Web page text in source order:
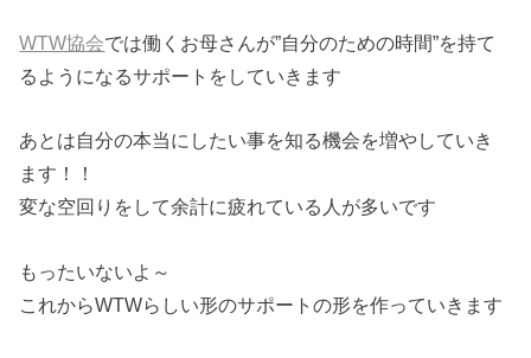
WTW協会では働くお母さんが”自分のための時間”を持て
るようになるサポートをしていきます
あとは自分の本当にしたい事を知る機会を増やしていき
ます！！
変な空回りをして余計に疲れている人が多いです
もったいないよ～
これからWTWらしい形のサポートの形を作っていきます